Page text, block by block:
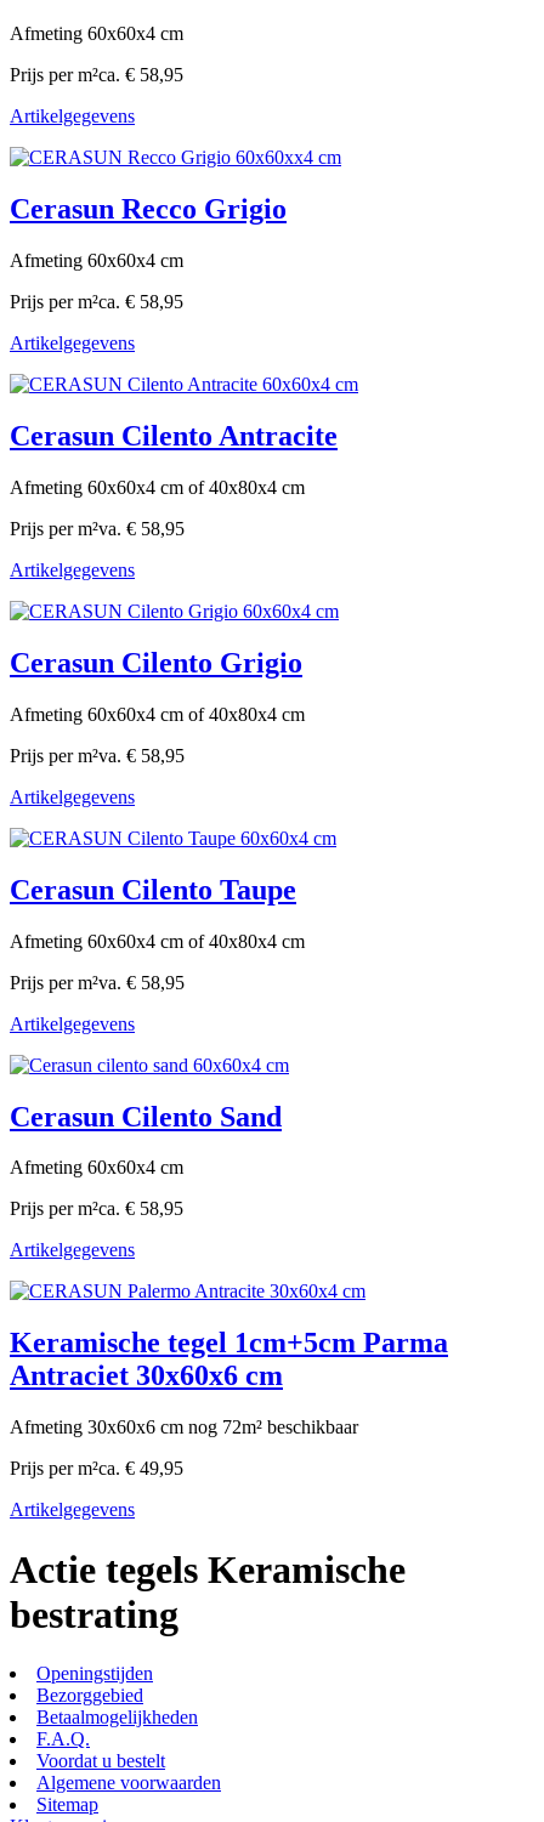
Afmeting 60x60x4 cm
Prijs per m²ca. € 58,95
Artikelgegevens
Cerasun Recco Grigio
Afmeting 60x60x4 cm
Prijs per m²ca. € 58,95
Artikelgegevens
Cerasun Cilento Antracite
Afmeting 60x60x4 cm of 40x80x4 cm
Prijs per m²va. € 58,95
Artikelgegevens
Cerasun Cilento Grigio
Afmeting 60x60x4 cm of 40x80x4 cm
Prijs per m²va. € 58,95
Artikelgegevens
Cerasun Cilento Taupe
Afmeting 60x60x4 cm of 40x80x4 cm
Prijs per m²va. € 58,95
Artikelgegevens
Cerasun Cilento Sand
Afmeting 60x60x4 cm
Prijs per m²ca. € 58,95
Artikelgegevens
Keramische tegel 1cm+5cm Parma
Antraciet 30x60x6 cm
Afmeting 30x60x6 cm nog 72m² beschikbaar
Prijs per m²ca. € 49,95
Artikelgegevens
Actie tegels Keramische
bestrating
Openingstijden
Bezorggebied
Betaalmogelijkheden
F.A.Q.
Voordat u bestelt
Algemene voorwaarden
Sitemap